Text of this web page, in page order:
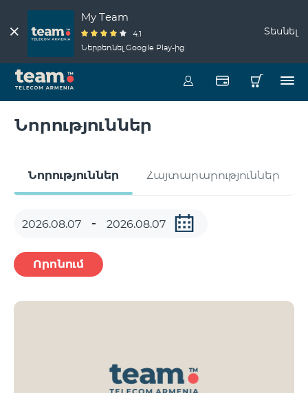
My Team
4.1
Ներբեռնել Google Play-ից
Տեսնել
Նորություններ
Նորություններ Հայտարարություններ
Որոնում